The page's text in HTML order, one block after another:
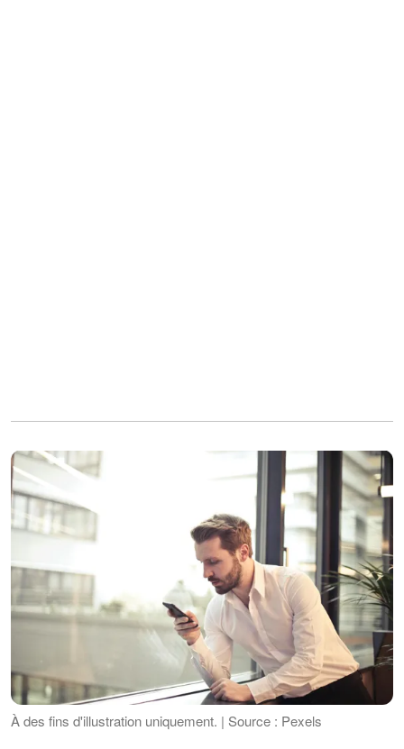
À des fins d'illustration uniquement. | Source : Pexels